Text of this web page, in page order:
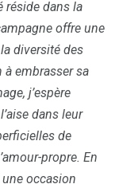
réside dans la
offre une
diversité des
à embrasser sa
j’espère
dans leur
de
propre. En
occasion